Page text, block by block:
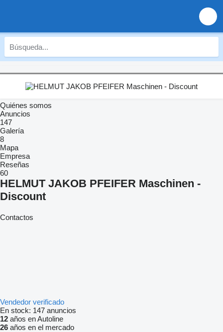
Quiénes somos
Anuncios
147
Galería
8
Mapa
Empresa
Reseñas
60
HELMUT JAKOB PFEIFER Maschinen -
Discount
Contactos
Vendedor verificado
En stock: 147 anuncios
12 años en Autoline
26 años en el mercado